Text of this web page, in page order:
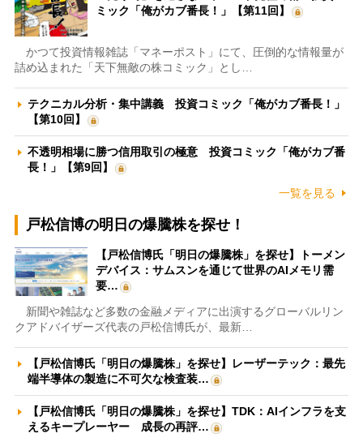
ミック「俺がカブ番長！」【第11回】
かつて投資情報雑誌「マネーポスト」にて、圧倒的な情報量が
詰め込まれた「天下無敵の株コミック」とし…
テクニカル分析・集中講義 投資コミック「俺がカブ番長！」
【第10回】
不透明相場に勝つ信用取引の極意 投資コミック「俺がカブ番
長！」【第9回】
一覧を見る
戸松信博の明日の爆騰株を探せ！
【戸松信博氏「明日の爆騰株」を探せ】トーメン
デバイス：サムスンを通じて世界のAIメモリ需
要…
新聞や雑誌など多数の金融メディアに出演するグローバルリン
クアドバイザーズ代表の戸松信博氏が、最新…
【戸松信博氏「明日の爆騰株」を探せ】レーザーテック：最先
端半導体の製造に不可欠な検査装…
【戸松信博氏「明日の爆騰株」を探せ】TDK：AIインフラを支
えるキープレーヤー 成長の再評…